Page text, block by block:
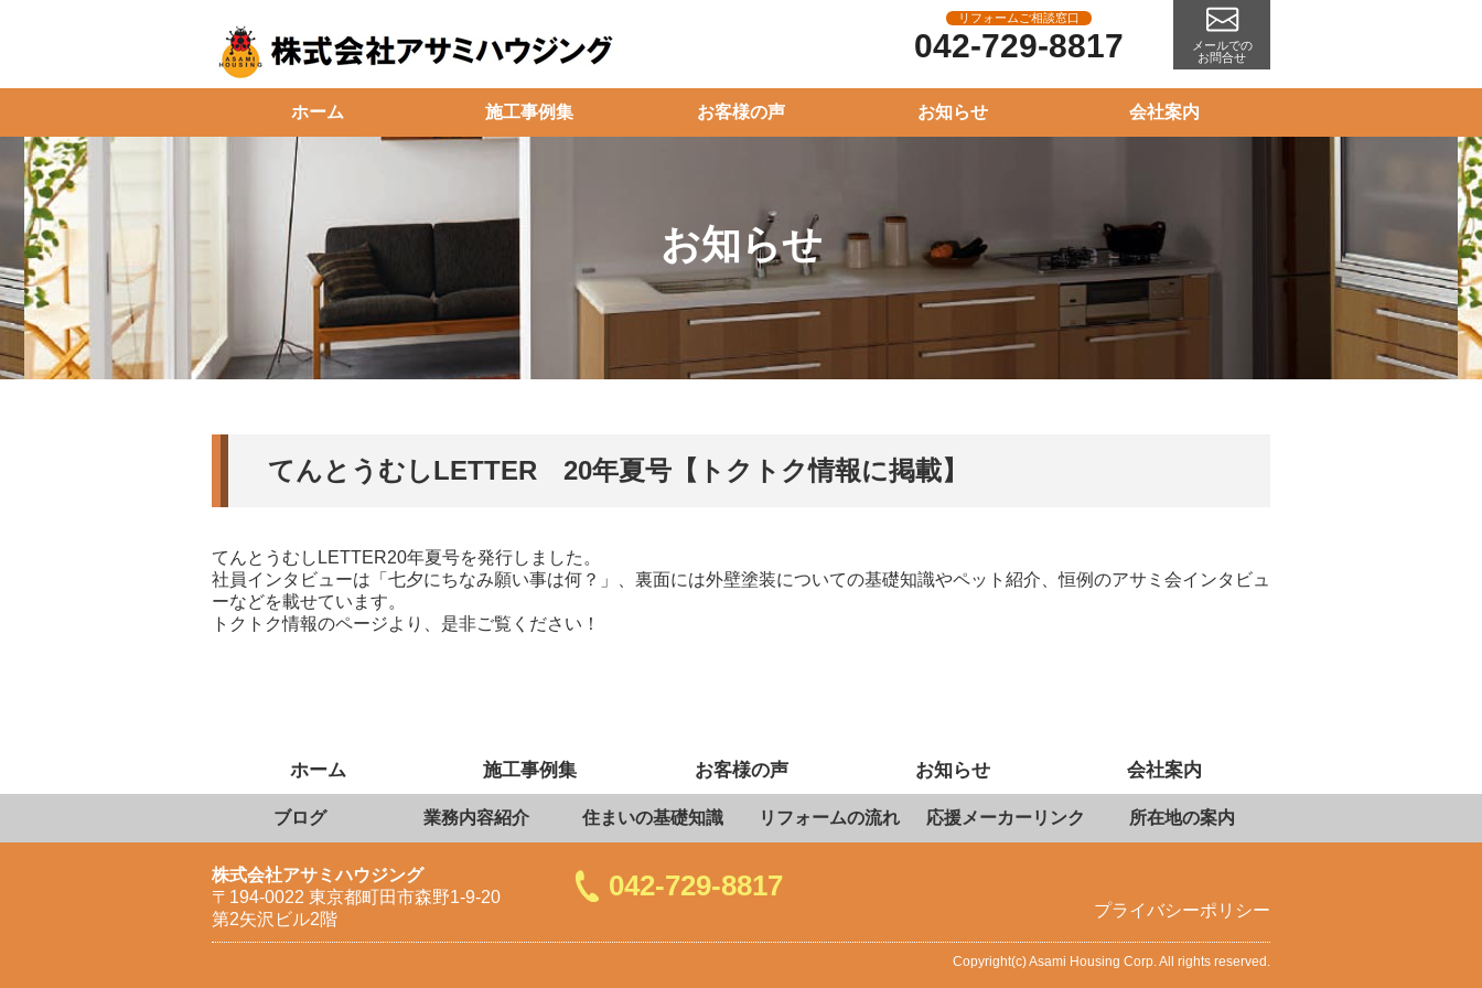
リフォームご相談窓口
042-729-8817
メールでの
お問合せ
ホーム 施工事例集 お客様の声 お知らせ 会社案内
お知らせ
てんとうむしLETTER 20年夏号【トクトク情報に掲載】
てんとうむしLETTER20年夏号を発行しました。
社員インタビューは「七夕にちなみ願い事は何？」、裏面には外壁塗装についての基礎知識やペット紹介、恒例のアサミ会インタビュ
ーなどを載せています。
トクトク情報のページより、是非ご覧ください！
ホーム 施工事例集 お客様の声 お知らせ 会社案内
ブログ 業務内容紹介 住まいの基礎知識 リフォームの流れ 応援メーカーリンク 所在地の案内
株式会社アサミハウジング
〒194-0022 東京都町田市森野1-9-20
第2矢沢ビル2階
042-729-8817
プライバシーポリシー
Copyright(c) Asami Housing Corp. All rights reserved.